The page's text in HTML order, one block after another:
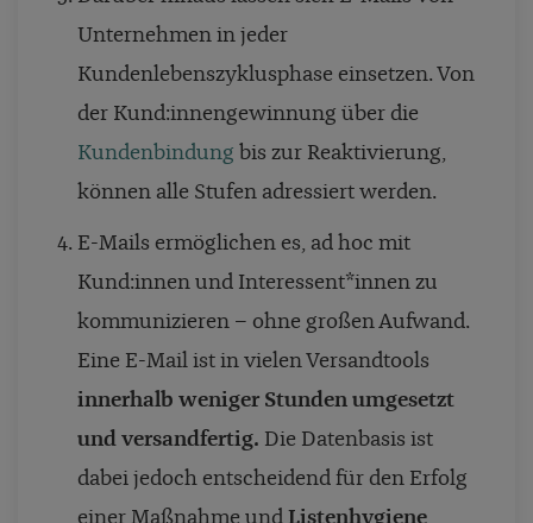
Unternehmen in jeder
Kundenlebenszyklusphase einsetzen. Von
der Kund:innengewinnung über die
Kundenbindung bis zur Reaktivierung,
können alle Stufen adressiert werden.
E-Mails ermöglichen es, ad hoc mit
Kund:innen und Interessent*innen zu
kommunizieren – ohne großen Aufwand.
Eine E-Mail ist in vielen Versandtools
innerhalb weniger Stunden umgesetzt
und versandfertig. Die Datenbasis ist
dabei jedoch entscheidend für den Erfolg
einer Maßnahme und Listenhygiene